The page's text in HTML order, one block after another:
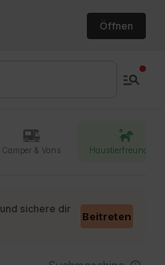
Öffnen
Camper & Vans Haustierfreundlich
und sichere dir
Beitreten